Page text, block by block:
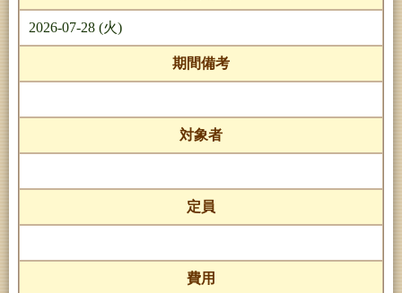
2026-07-28 (火)
期間備考
対象者
定員
費用